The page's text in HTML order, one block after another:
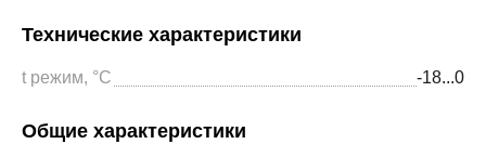
Технические характеристики
t режим, °С -18...0
Общие характеристики